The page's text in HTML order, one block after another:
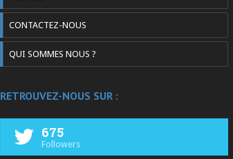
CONTACTEZ-NOUS
QUI SOMMES NOUS ?
RETROUVEZ-NOUS SUR :
675
Followers